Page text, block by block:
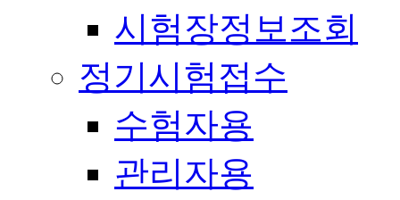
시험장정보조회
정기시험접수
수험자용
관리자용